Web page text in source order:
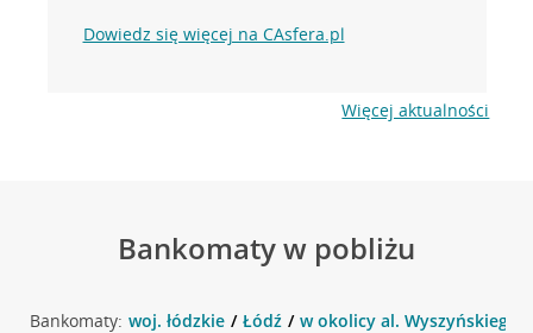
Dowiedz się więcej na CAsfera.pl
Więcej aktualności
Bankomaty w pobliżu
Bankomaty: woj. łódzkie Łódź w okolicy al. Wyszyńskiego